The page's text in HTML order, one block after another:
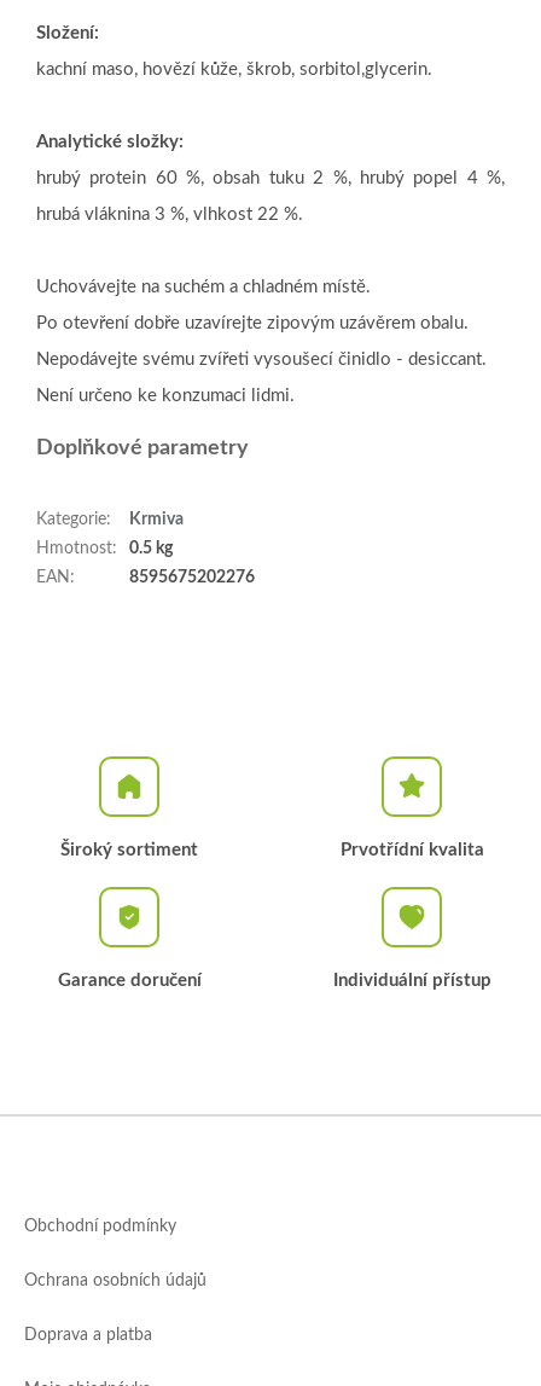
Složení:
kachní maso, hovězí kůže, škrob, sorbitol,glycerin.
Analytické složky:
hrubý protein 60 %, obsah tuku 2 %, hrubý popel 4 %,
hrubá vláknina 3 %, vlhkost 22 %.
Uchovávejte na suchém a chladném místě.
Po otevření dobře uzavírejte zipovým uzávěrem obalu.
Nepodávejte svému zvířeti vysoušecí činidlo - desiccant.
Není určeno ke konzumaci lidmi.
Doplňkové parametry
Kategorie:
Krmiva
Hmotnost:
0.5 kg
EAN : 8595675202276
Široký sortiment Prvotřídní kvalita
Garance doručení Individuální přístup
Obchodní podmínky
Ochrana osobních údajů
Doprava a platba